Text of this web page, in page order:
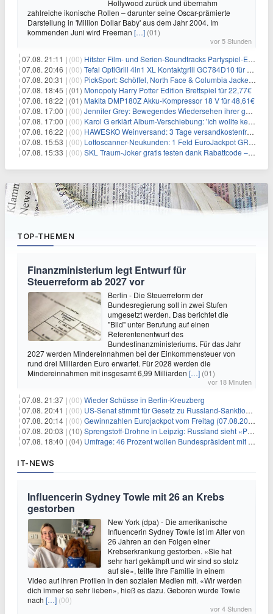
Hollywood zurück und übernahm
zahlreiche ikonische Rollen – darunter seine Oscar-prämierte
Darstellung in 'Million Dollar Baby' aus dem Jahr 2004. Im
kommenden Juni wird Freeman […] (01)
vor 5 Stunden
07.08. 21:11 | (00) Hitster Film- und Serien-Soundtracks Partyspiel-Erweiterung für 6,99€
07.08. 20:46 | (00) Tefal OptiGrill 4in1 XL Kontaktgrill GC784D10 für 239,99€
07.08. 20:31 | (00) PickSport: Schöffel, North Face & Columbia Jacken ab 39,60€
07.08. 18:45 | (01) Monopoly Harry Potter Edition Brettspiel für 22,77€
07.08. 18:22 | (01) Makita DMP180Z Akku-Kompressor 18 V für 48,61€
07.08. 17:00 | (00) Jennifer Grey: Bewegendes Wiedersehen ihrer geschiedenen Eltern kurz vor dem Tod ihrer Mutter
07.08. 17:00 | (00) Karol G erklärt Album-Verschiebung: 'Ich wollte keine persönliche Situation ausnutzen'
07.08. 16:22 | (00) HAWESKO Weinversand: 3 Tage versandkostenfrei bestellen (MBW 25€)
07.08. 15:53 | (00) Lottoscanner-Neukunden: 1 Feld EuroJackpot GRATIS spielen
07.08. 15:33 | (00) SKL Traum-Joker gratis testen dank Rabattcode – Gewinne im Wert von bis zu 500.000€
TOP-THEMEN
Finanzministerium legt Entwurf für
Steuerreform ab 2027 vor
Berlin - Die Steuerreform der
Bundesregierung soll in zwei Stufen
umgesetzt werden. Das berichtet die
"Bild" unter Berufung auf einen
Referentenentwurf des
Bundesfinanzministeriums. Für das Jahr
2027 werden Mindereinnahmen bei der Einkommensteuer von
rund drei Milliarden Euro erwartet. Für 2028 werden die
Mindereinnahmen mit insgesamt 6,99 Milliarden […] (01)
vor 18 Minuten
07.08. 21:37 | (00) Wieder Schüsse in Berlin-Kreuzberg
07.08. 20:41 | (00) US-Senat stimmt für Gesetz zu Russland-Sanktionen
07.08. 20:14 | (00) Gewinnzahlen Eurojackpot vom Freitag (07.08.2026)
07.08. 20:03 | (10) Sprengstoff-Drohne in Leipzig: Russland sieht «Provokation»
07.08. 18:40 | (04) Umfrage: 46 Prozent wollen Bundespräsident mit Politik-Erfahrung
IT-NEWS
Influencerin Sydney Towle mit 26 an Krebs
gestorben
New York (dpa) - Die amerikanische
Influencerin Sydney Towle ist im Alter von
26 Jahren an den Folgen einer
Krebserkrankung gestorben. «Sie hat
sehr hart gekämpft und wir sind so stolz
auf sie», teilte ihre Familie in einem
Video auf ihren Profilen in den sozialen Medien mit. «Wir werden
dich immer so sehr lieben», hieß es dazu. Geboren wurde Towle
nach […] (00)
vor 4 Stunden